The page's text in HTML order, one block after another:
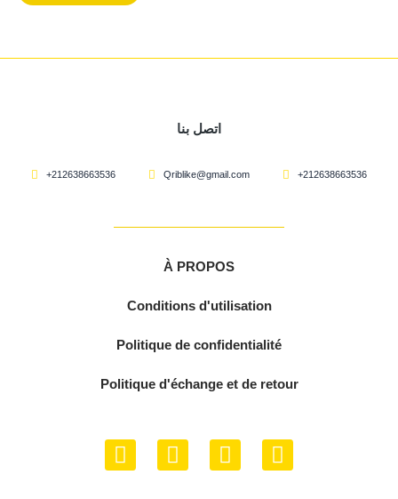
اتصل بنا
+212638663536 Qriblike@gmail.com +212638663536
À PROPOS
Conditions d'utilisation
Politique de confidentialité
Politique d'échange et de retour
F
a
Y
o
I
n
W
h